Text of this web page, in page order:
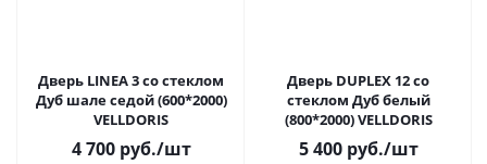
Дверь LINEA 3 со стеклом
Дуб шале седой (600*2000)
VELLDORIS
4 700 руб./шт
Дверь DUPLEX 12 со
стеклом Дуб белый
(800*2000) VELLDORIS
5 400 руб./шт